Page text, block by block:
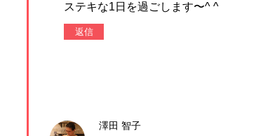
ステキな1日を過ごします〜^ ^
返信
澤田 智子